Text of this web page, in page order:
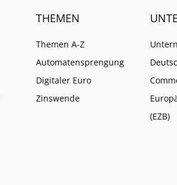
THEMEN
Themen A-Z
Automatensprengung
Digitaler Euro
Zinswende
(EZB)